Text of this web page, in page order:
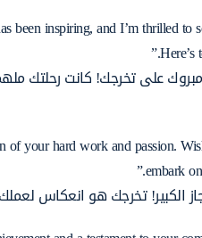
been inspiring, and I’m thrilled to
على تخرجك! كانت رحلتك
of your hard work and passion.
embark
الكبير! تخرجك هو انعكاس